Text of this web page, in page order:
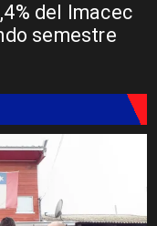
del Imacec
semestre